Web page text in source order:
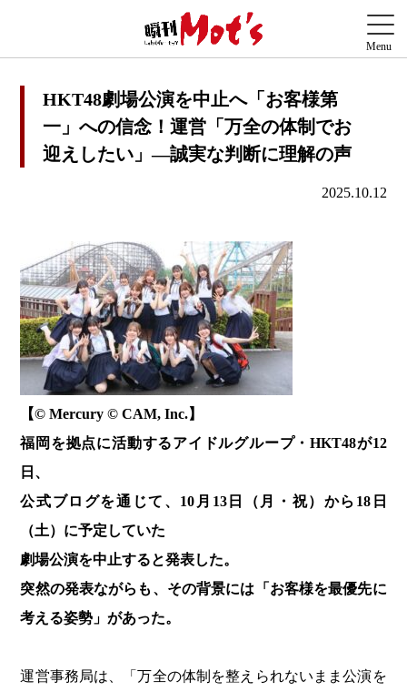
HKT48劇場公演を中止へ「お客様第
一」への信念！運営「万全の体制でお
迎えしたい」―誠実な判断に理解の声
2025.10.12
【© Mercury © CAM, Inc.】
福岡を拠点に活動するアイドルグループ・HKT48が12
日、
公式ブログを通じて、10月13日（月・祝）から18日
（土）に予定していた
劇場公演を中止すると発表した。
突然の発表ながらも、その背景には「お客様を最優先に
考える姿勢」があった。
運営事務局は、「万全の体制を整えられないまま公演を